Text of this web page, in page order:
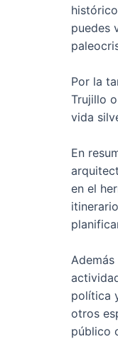
puedes
Por la
Trujillo
vida
En
en el
política
otros
público